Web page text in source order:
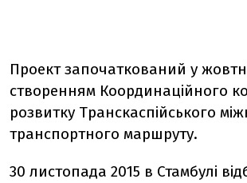
Проект започаткований у
створенням Координаційного
розвитку Транскаспійського
транспортного маршруту.
30 листопада 2015 в Стамбулі